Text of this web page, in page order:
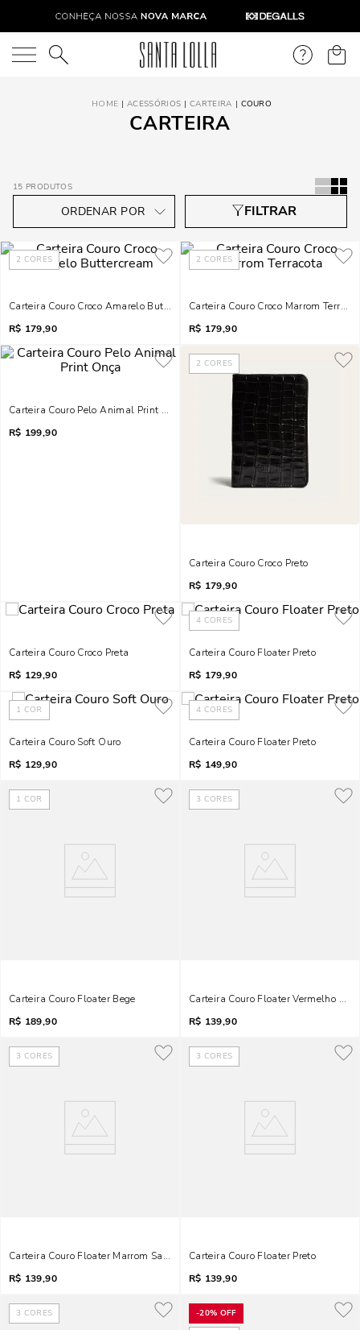
O que você está procurando?
ACESSÓRIOS CARTEIRA COURO
CARTEIRA
15 PRODUTOS
2 CORES
Carteira Couro Croco Amarelo Buttercream
R$ 179,90
2 CORES
Carteira Couro Croco Marrom
R$ 179,90
Carteira Couro Pelo Animal Print Onça
R$ 199,90
2 CORES
Carteira Couro Croco Preto
R$ 179,90
Carteira Couro Croco Preta
R$ 129,90
4 CORES
Carteira Couro Floater Preto
R$ 179,90
1 COR
Carteira Couro Soft Ouro
R$ 129,90
4 CORES
Carteira Couro Floater Preto
R$ 149,90
1 COR
Carteira Couro Floater Bege
R$ 189,90
3 CORES
Carteira Couro Floater Vermelho
R$ 139,90
3 CORES
Carteira Couro Floater Marrom Safari
R$ 139,90
3 CORES
Carteira Couro Floater Preto
R$ 139,90
3 CORES -20% OFF